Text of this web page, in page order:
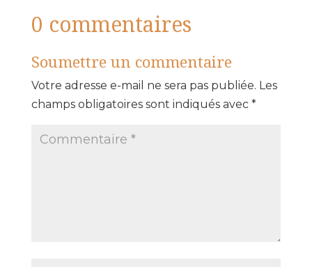
0 commentaires
Soumettre un commentaire
Votre adresse e-mail ne sera pas publiée. Les
champs obligatoires sont indiqués avec *